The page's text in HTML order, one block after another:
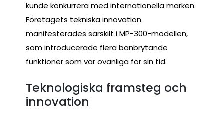
kunde konkurrera med internationella märken.
Företagets tekniska innovation
manifesterades särskilt i MP-300-modellen,
som introducerade flera banbrytande
funktioner som var ovanliga för sin tid.
Teknologiska framsteg och
innovation